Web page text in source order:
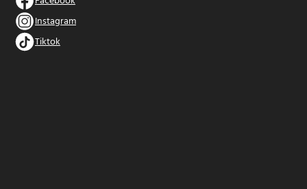
Instagram
Tiktok